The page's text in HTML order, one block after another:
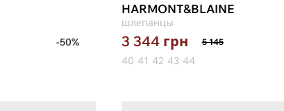
-50%
HARMONT&BLAINE
шлепанцы
3 344 грн 5 145
40 41 42 43 44